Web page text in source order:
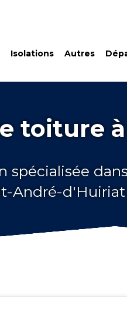
Isolations Autres
toiture
spécialisée
André-